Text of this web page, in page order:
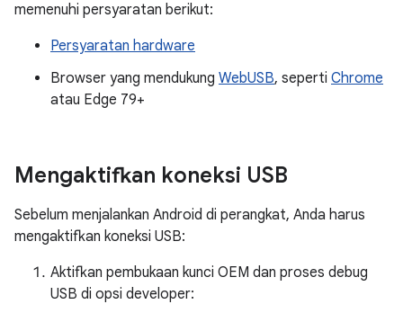
memenuhi persyaratan berikut:
Persyaratan hardware
Browser yang mendukung WebUSB, seperti Chrome
atau Edge 79+
Mengaktifkan koneksi USB
Sebelum menjalankan Android di perangkat, Anda harus
mengaktifkan koneksi USB:
Aktifkan pembukaan kunci OEM dan proses debug
USB di opsi developer: